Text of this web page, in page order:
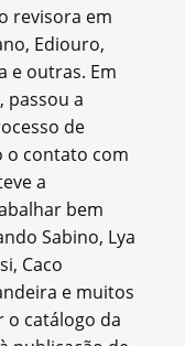
revisora em
Ediouro,
e outras. Em
passou a
de
o contato com
a
bem
Sabino, Lya
Caco
e muitos
o catálogo da